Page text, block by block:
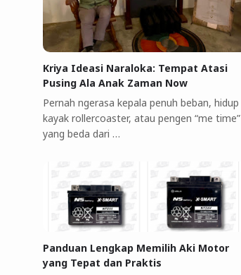
Kriya Ideasi Naraloka: Tempat Atasi
Pusing Ala Anak Zaman Now
Pernah ngerasa kepala penuh beban, hidup
kayak rollercoaster, atau pengen “me time”
yang beda dari …
Panduan Lengkap Memilih Aki Motor
yang Tepat dan Praktis